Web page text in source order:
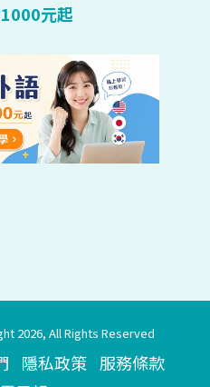
元起
2026, All Rights Reserved
隱私政策 服務條款